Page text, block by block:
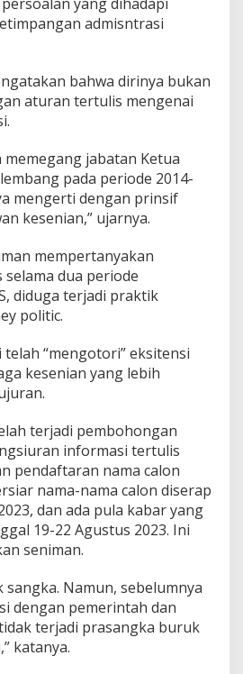
admisntrasi
bahwa dirinya bukan
aturan tertulis mengenai
memegang jabatan Ketua
pada periode 2014-
mengerti dengan prinsif
kesenian,” ujarnya.
mempertanyakan
dua periode
diduga terjadi praktik
politic.
“mengotori” eksitensi
kesenian yang lebih
terjadi pembohongan
informasi tertulis
pendaftaran nama calon
nama-nama calon diserap
dan ada pula kabar yang
19-22 Agustus 2023. Ini
seniman.
Namun, sebelumnya
dengan pemerintah dan
terjadi prasangka buruk
katanya.